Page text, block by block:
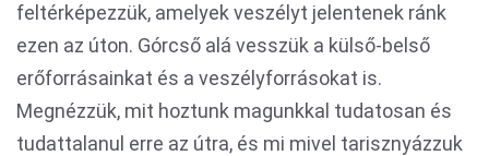
feltérképezzük, amelyek veszélyt jelentenek ránk
ezen az úton. Górcső alá vesszük a külső-belső
erőforrásainkat és a veszélyforrásokat is.
Megnézzük, mit hoztunk magunkkal tudatosan és
tudattalanul erre az útra, és mi mivel tarisznyázzuk